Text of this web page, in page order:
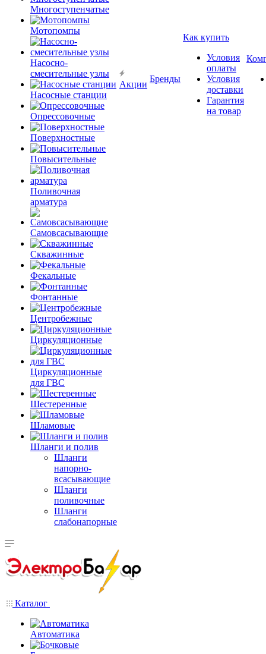
Многоступенчатые
Мотопомпы
Насосно-
смесительные узлы
Насосные станции
Опрессовочные
Поверхностные
Повысительные
Поливочная
арматура
Самовсасывающие
Скважинные
Фекальные
Фонтанные
Центробежные
Циркуляционные
Циркуляционные
для ГВС
Шестеренные
Шламовые
Шланги и полив
Шланги
напорно-
всасывающие
Шланги
поливочные
Шланги
слабонапорные
Акции
Бренды
Как купить
Условия
оплаты
Условия
доставки
Гарантия
на товар
Каталог
Автоматика